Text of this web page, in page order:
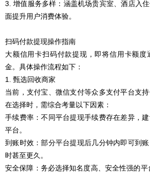
3. 增值服务多样：涵盖机场贵宾室、酒店入
面提升用户消费体验。
扫码付款提现操作指南
大额信用卡扫码付款提现，即将信用卡额度
金。具体操作流程如下：
1. 甄选回收商家
当前，支付宝、微信支付等众多支付平台支
在选择时，需综合考量以下因素：
手续费率：不同平台提现手续费存在差异，
平台。
到账时效：部分平台提现后几分钟内即可到
时甚至更久。
安全保障：务必选择知名度高、安全性强的